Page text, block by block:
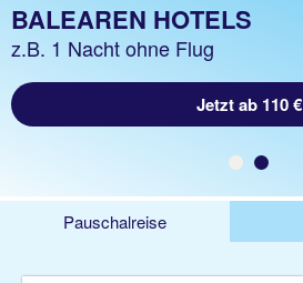
BALEAREN URLAUB
z.B. 1 Woche inkl. Flug
Jetzt ab 1000 €
BALEAREN HOTELS
z.B. 1 Nacht ohne Flug
Jetzt ab 110 €
Pauschalreise